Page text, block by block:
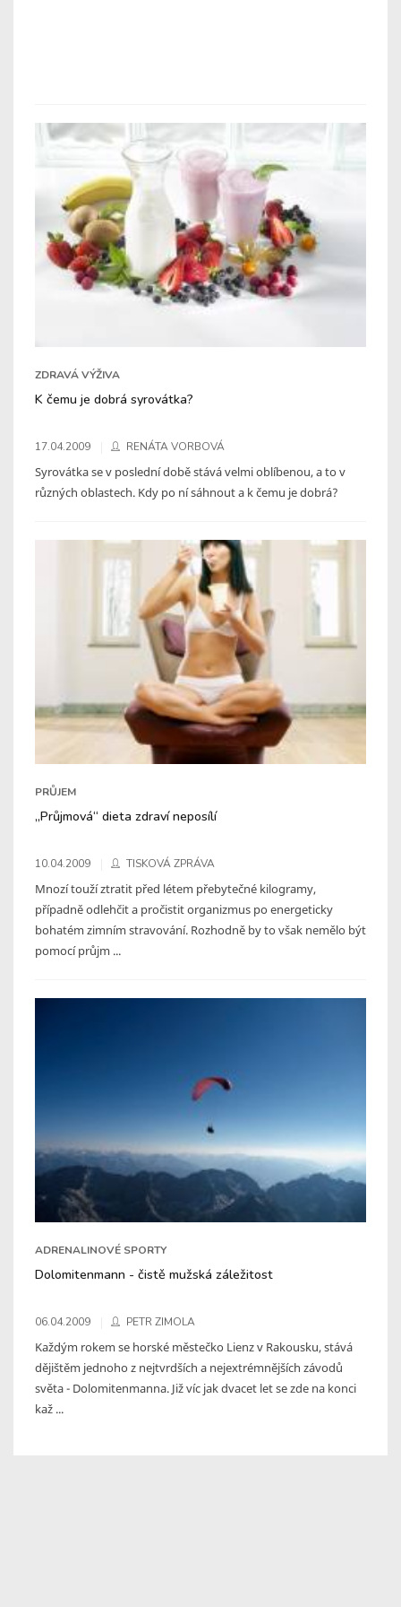
ZDRAVÁ VÝŽIVA
K čemu je dobrá syrovátka?
17.04.2009 RENÁTA VORBOVÁ
Syrovátka se v poslední době stává velmi oblíbenou, a to v
různých oblastech. Kdy po ní sáhnout a k čemu je dobrá?
PRŮJEM
„Průjmová“ dieta zdraví neposílí
10.04.2009 TISKOVÁ ZPRÁVA
Mnozí touží ztratit před létem přebytečné kilogramy,
případně odlehčit a pročistit organizmus po energeticky
bohatém zimním stravování. Rozhodně by to však nemělo být
pomocí průjm ...
ADRENALINOVÉ SPORTY
Dolomitenmann - čistě mužská záležitost
06.04.2009 PETR ZIMOLA
Každým rokem se horské městečko Lienz v Rakousku, stává
dějištěm jednoho z nejtvrdších a nejextrémnějších závodů
světa - Dolomitenmanna. Již víc jak dvacet let se zde na konci
kaž ...